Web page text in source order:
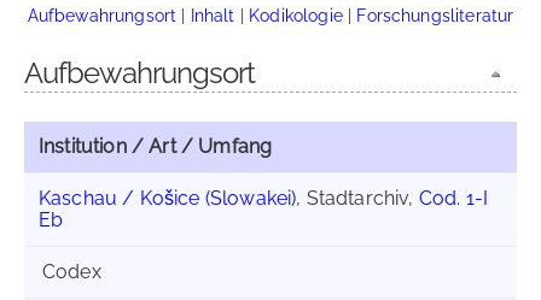
Aufbewahrungsort | Inhalt | Kodikologie| Forschungsliteratur
Aufbewahrungsort
Institution / Art / Umfang
Kaschau / Košice (Slowakei), Stadtarchiv, Cod. 1-I
Eb
Codex